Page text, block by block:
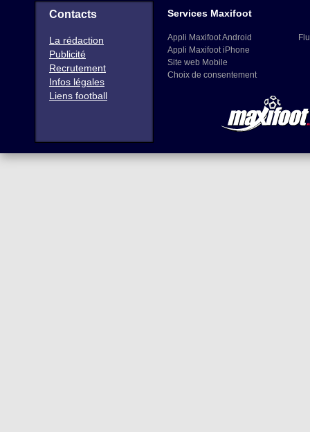
Contacts
La rédaction
Publicité
Recrutement
Infos légales
Liens football
Services Maxifoot
Appli Maxifoot Android
Appli Maxifoot iPhone
Site web Mobile
Choix de consentement